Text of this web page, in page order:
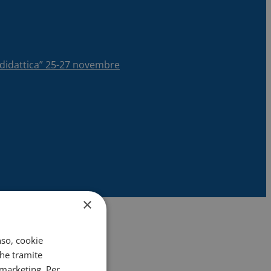
25-27 novembre
×
cookie
tramite